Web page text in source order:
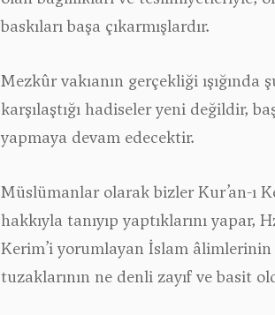
baskıları başa çıkarmışlardır.
Mezkûr vakıanın gerçekliği
karşılaştığı hadiseler yeni değildir,
yapmaya devam edecektir.
Müslümanlar olarak bizler Kur’an-ı
hakkıyla tanıyıp yaptıklarını yapar,
Kerim’i yorumlayan İslam
tuzaklarının ne denli zayıf ve basit